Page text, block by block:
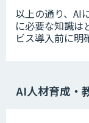
以上の通り、AI
に必要な知識は
ビス導入前に明
AI人材育成・